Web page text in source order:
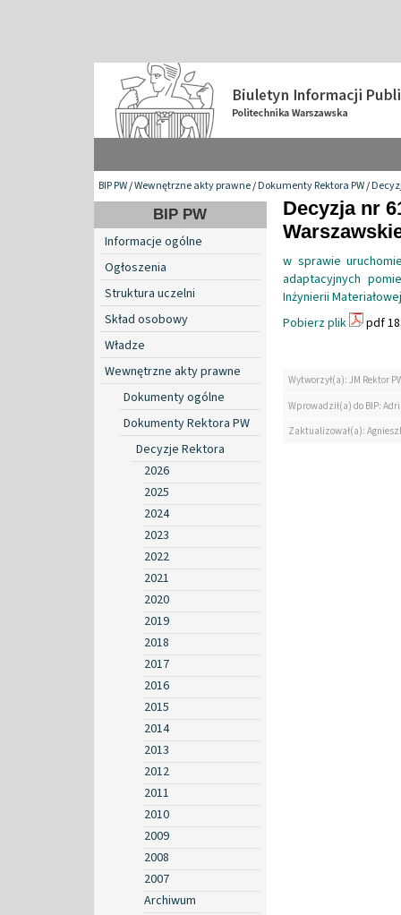
BIP PW/Wewnętrzne akty prawne/Dokumenty Rektora PW/
BIP PW
Informacje ogólne
Ogłoszenia
Struktura uczelni
Skład osobowy
Władze
Wewnętrzne akty prawne
Dokumenty ogólne
Dokumenty Rektora PW
Decyzje Rektora
2026
2025
2024
2023
2022
2021
2020
2019
2018
2017
2016
2015
2014
2013
2012
2011
2010
2009
2008
2007
Archiwum
Decyzja nr
w sprawie
adaptacyjnych
Inżynierii
Pobierz plik
pdf
Wytworzył(a): JM Rektor
Wprowadził(a) do BIP:
Zaktualizował(a):